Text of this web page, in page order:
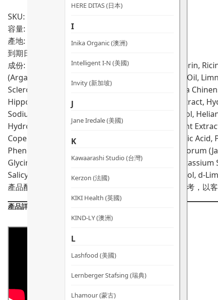
HERE DITAS (日本)
I
Inika Organic (澳洲)
Intelligent I-N (美國)
Invity (新加坡)
J
Jane Iredale (美國)
K
Kawaarashi Studio (台灣)
Kerzon (法國)
KIKI Health (英國)
KIND-LY (澳洲)
L
Lashfood (美國)
Lernberger Stafsing (瑞典)
Lhamour (蒙古)
SKU: PRO00531
容量: 30ml
產地: 澳洲
到期日:
成份: Aqua (Purified Australian Rain Water), Glycerin,
(Argan) Kernel Oil, Butyrospermum Parkii (shea) Oil,
Sclerocarya Birrea (Marula) Seed Oil, Simmondsia
Hippophae Rhamnoides (Seabuckthorn) Fruit extract,
Sodium Hyaluronate, Ceteareth 20, Caprylyl Glycol,
Hydrogenated Castor Oil, Sphingomonas Ferment
Copernicia Cerifera Cera (Carnauba Wax) , Myristic
Phenethyl alcohol, Citric Acid, Jasminum Grandiflorum
Glycine Soja (Soybean) Oil, Sodium Benzoate,
Salicylate, Eugenol, Farnesol, Geraniol, iso-Eugenol, d-
產品配方會不時作出更改，所有產品主要成分謹供參考，以
產品詳情